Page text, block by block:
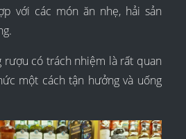
với các món ăn nhẹ, hải sản
rượu có trách nhiệm là rất quan
một cách tận hưởng và uống